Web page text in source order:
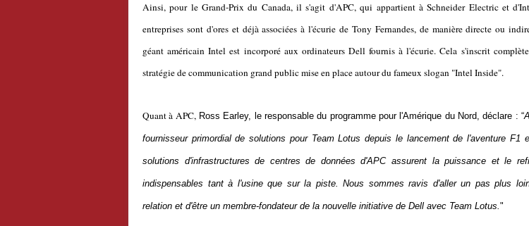
Ainsi, pour le Grand-Prix du Canada, il s'agit d'APC, qui appartient à Schneider Electric et
entreprises sont d'ores et déjà associées à l'écurie de Tony Fernandes, de manière directe ou
géant américain Intel est incorporé aux ordinateurs Dell fournis à l'écurie. Cela s'inscrit
stratégie de communication grand public mise en place autour du fameux slogan "Intel Inside".
Quant à APC, Ross Earley, le responsable du programme pour l'Amérique du Nord, déclare : “
fournisseur primordial de solutions pour Team Lotus depuis le lancement de l'aventure F1
solutions d'infrastructures de centres de données d'APC assurent la puissance et le
indispensables tant à l'usine que sur la piste. Nous sommes ravis d'aller un pas plus
relation et d'être un membre-fondateur de la nouvelle initiative de Dell avec Team Lotus."